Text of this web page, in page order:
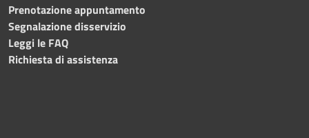
Prenotazione appuntamento
Segnalazione disservizio
Leggi le FAQ
Richiesta di assistenza